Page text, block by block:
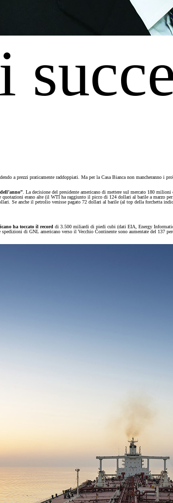
a prezzi praticamente raddoppiati. Ma per la Casa Bianca non mancheranno i
. La decisione del presidente americano di mettere sul mercato 180
erano alte (il WTI ha raggiunto il picco di 124 dollari al barile a marzo
Se anche il petrolio venisse pagato 72 dollari al barile (al top della forchetta
ha toccato il record di 3.500 miliardi di piedi cubi (dati EIA, Energy
di GNL americano verso il Vecchio Continente sono aumentate del